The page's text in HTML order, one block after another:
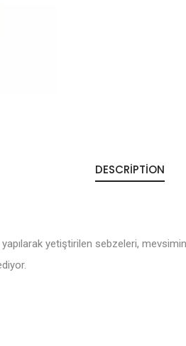
DESCRIPTION
yetiştirilen sebzeleri,